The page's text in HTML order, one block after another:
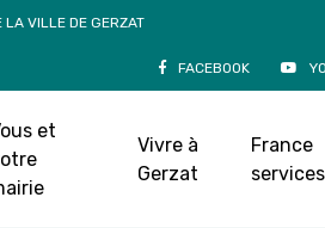
LA VILLE DE GERZAT
FACEBOOK
et
Vivre à
Gerzat
France
services